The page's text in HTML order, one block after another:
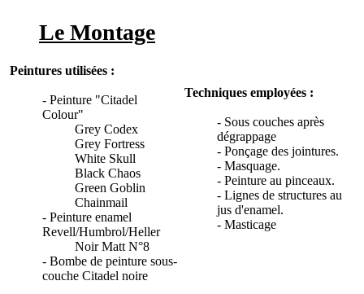
Le Montage
Peintures utilisées :
- Peinture "Citadel
Colour"
Grey Codex
Grey Fortress
White Skull
Black Chaos
Green Goblin
Chainmail
- Peinture enamel
Revell/Humbrol/Heller
Noir Matt N°8
- Bombe de peinture sous-
couche Citadel noire
Techniques employées :
- Sous couches après
dégrappage
- Ponçage des jointures.
- Masquage.
- Peinture au pinceaux.
- Lignes de structures au
jus d'enamel.
- Masticage